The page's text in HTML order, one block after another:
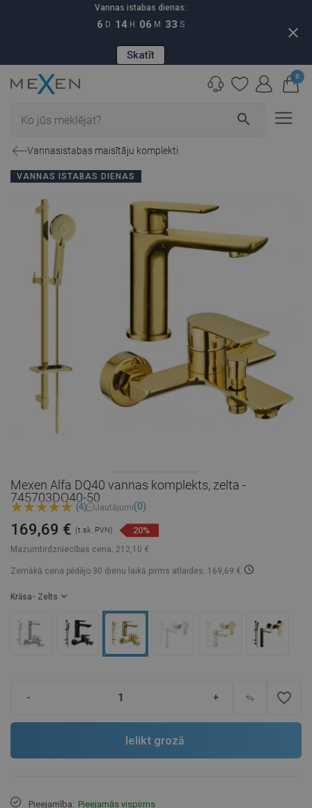
Vannas istabas dienas:
6 D 14 H 06 M 32 S
Skatīt
close
search
0
Vannasistabas maisītāju komplekti
VANNAS ISTABAS DIENAS
Mexen Alfa DQ40 vannas komplekts, zelta -
745703DQ40-50
(4) Jautājumi(0)
Mazumtirdzniecības cena: 212,10 €
169,69 € (t.sk. PVN) 20%
Zemākā cena pēdējo 30 dienu laikā pirms atlaides: 169,69 €
Krāsa - Zelts
- + favorite_border
Ielikt grozā
Pieejamība: Pieejamās vispirms